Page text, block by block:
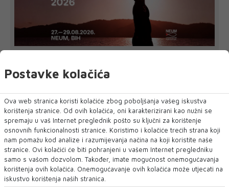
MORA – UVEDENA I NOVA KATEGORIJA „BEST
Neum će 27., 28. i 29. kolovoza 2026. godine ponovno postati
mjesto susreta filma, mora,...
Postavke kolačića
Ova web stranica koristi kolačiće zbog poboljšanja vašeg iskustva
korištenja stranice. Od ovih kolačića, oni karakterizirani kao nužni se
spremaju u vaš Internet preglednik pošto su ključni za korištenje
osnovnih funkcionalnosti stranice. Koristimo i kolačiće trećih strana koji
nam pomažu kod analize i razumijevanja načina na koji koristite naše
stranice. Ovi kolačići će biti pohranjeni u vašem Internet pregledniku
samo s vašom dozvolom. Također, imate mogućnost onemogućavanja
korištenja ovih kolačića. Onemogućavanje ovih kolačića može utjecati na
iskustvo korištenja naših stranica.